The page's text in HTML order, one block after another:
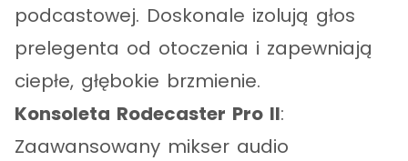
podcastowej. Doskonale izolują głos
prelegenta od otoczenia i zapewniają
ciepłe, głębokie brzmienie.
Konsoleta Rodecaster Pro II:
Zaawansowany mikser audio